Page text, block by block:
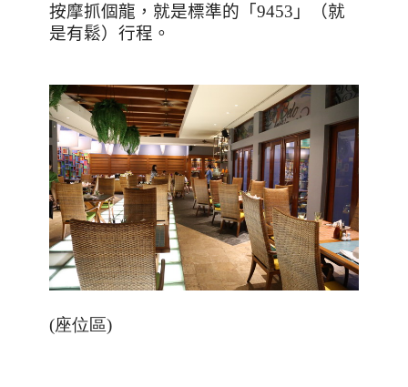
按摩抓個龍，就是標準的「9453 」（就
是有鬆）行程。
(座位區)